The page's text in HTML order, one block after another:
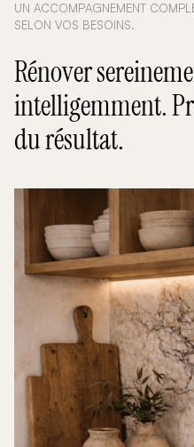
UN ACCOMPAGNEMENT
SELON VOS BESOINS.
Rénover
intelligemment.
du résultat.